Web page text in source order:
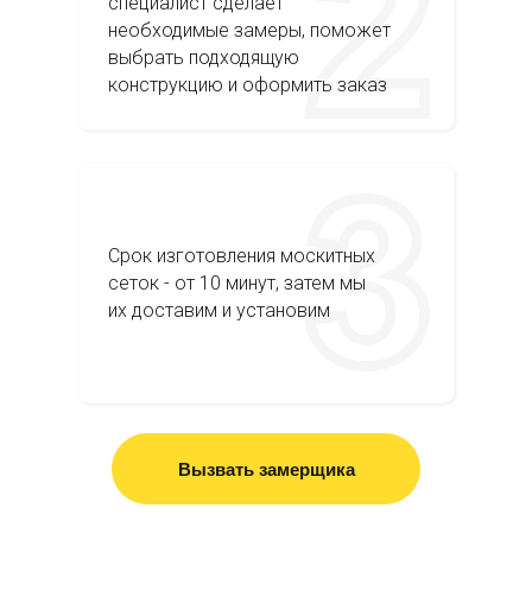
необходимые замеры, поможет
выбрать подходящую
конструкцию и оформить заказ
Срок изготовления москитных
сеток - от 10 минут, затем мы
их доставим и установим
Вызвать замерщика